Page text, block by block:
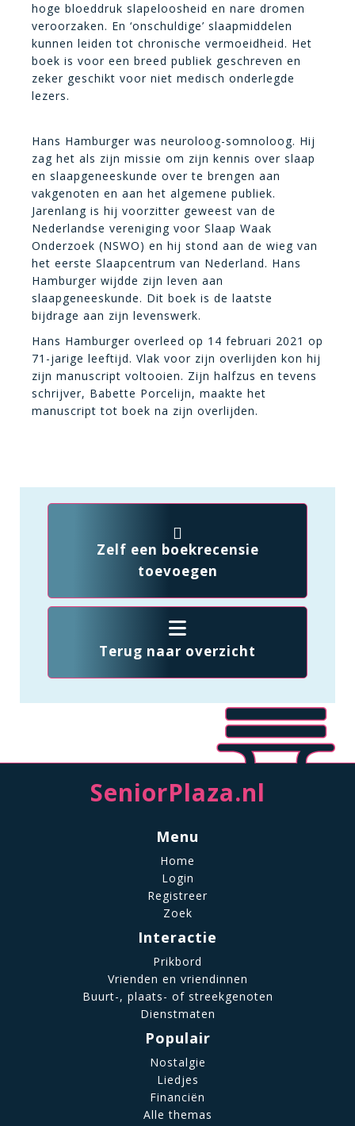
hoge bloeddruk slapeloosheid en nare dromen
veroorzaken. En ‘onschuldige’ slaapmiddelen
kunnen leiden tot chronische vermoeidheid. Het
boek is voor een breed publiek geschreven en
zeker geschikt voor niet medisch onderlegde
lezers.
Hans Hamburger was neuroloog-somnoloog. Hij
zag het als zijn missie om zijn kennis over slaap
en slaapgeneeskunde over te brengen aan
vakgenoten en aan het algemene publiek.
Jarenlang is hij voorzitter geweest van de
Nederlandse vereniging voor Slaap Waak
Onderzoek (NSWO) en hij stond aan de wieg van
het eerste Slaapcentrum van Nederland. Hans
Hamburger wijdde zijn leven aan
slaapgeneeskunde. Dit boek is de laatste
bijdrage aan zijn levenswerk.
Hans Hamburger overleed op 14 februari 2021 op
71-jarige leeftijd. Vlak voor zijn overlijden kon hij
zijn manuscript voltooien. Zijn halfzus en tevens
schrijver, Babette Porcelijn, maakte het
manuscript tot boek na zijn overlijden.
Zelf een boekrecensie
toevoegen
Terug naar overzicht
SeniorPlaza.nl
Menu
Home
Login
Registreer
Zoek
Interactie
Prikbord
Vrienden en vriendinnen
Buurt-, plaats- of streekgenoten
Dienstmaten
Populair
Nostalgie
Liedjes
Financiën
Alle themas